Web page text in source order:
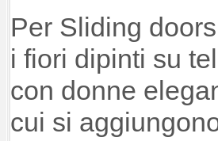
Per Sliding
i fiori dipinti su
con donne
cui si